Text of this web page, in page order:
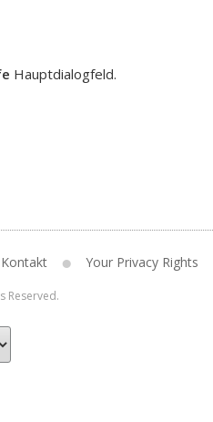
Hauptdialogfeld.
Kontakt Your Privacy Rights
Reserved.